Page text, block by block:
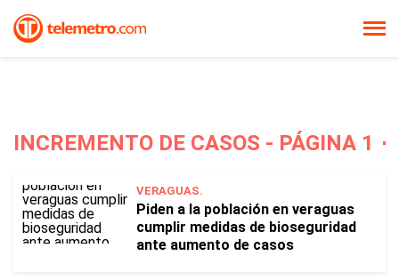
INCREMENTO DE CASOS - PÁGINA 1
VERAGUAS.
Piden a la población en veraguas
cumplir medidas de bioseguridad
ante aumento de casos